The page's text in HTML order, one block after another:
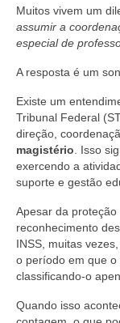
Marista
Boletos
Convênios
Contato
Muitos vivem um
assumir a
especial de
A resposta é um
Existe um
Tribunal Federal
direção,
magistério . Isso
exercendo a
suporte e gestão
Apesar da
reconhecimento
INSS, muitas
o período em que o
classificando-o
Quando isso